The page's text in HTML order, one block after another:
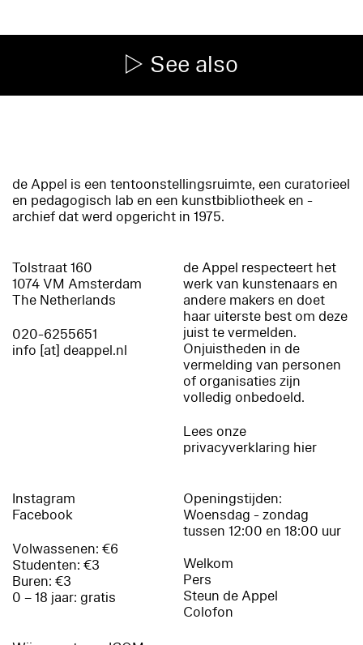
See also
de Appel is een tentoonstellingsruimte, een curatorieel
en pedagogisch lab en een kunstbibliotheek en -
archief dat werd opgericht in 1975.
Tolstraat 160
1074 VM Amsterdam
The Netherlands
020-6255651
info [at] deappel.nl
de Appel respecteert het
werk van kunstenaars en
andere makers en doet
haar uiterste best om deze
juist te vermelden.
Onjuistheden in de
vermelding van personen
of organisaties zijn
volledig onbedoeld.
Lees onze
privacyverklaring hier
Instagram
Facebook
Volwassenen: €6
Studenten: €3
Buren: €3
0 – 18 jaar: gratis
Openingstijden:
Woensdag - zondag
tussen 12:00 en 18:00 uur
Welkom
Pers
Steun de Appel
Colofon